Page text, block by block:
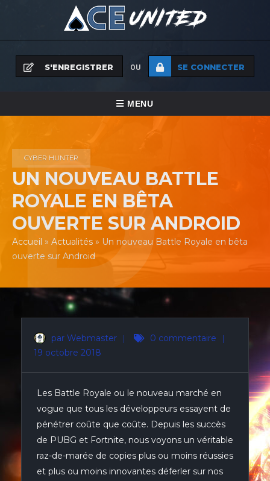
S'ENREGISTRER OU SE CONNECTER
BASCULER
NAVIGATION
MENU
CYBER HUNTER
UN NOUVEAU BATTLE
ROYALE EN BÊTA
OUVERTE SUR ANDROID
Accueil » Actualités » Un nouveau Battle Royale en bêta
ouverte sur Android
par Webmaster | 0 commentaire
|
19 octobre 2018
Les Battle Royale ou le nouveau marché en
vogue que tous les développeurs essayent de
pénétrer coûte que coûte. Depuis les succès
de PUBG et Fortnite, nous voyons un véritable
raz-de-marée de copies plus ou moins réussies
et plus ou moins innovantes déferler sur nos